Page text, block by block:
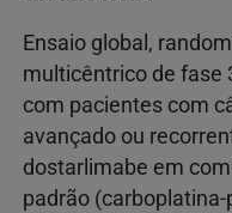
Ensaio global,
multicêntrico de fase
com pacientes com
avançado ou
dostarlimabe em
padrão